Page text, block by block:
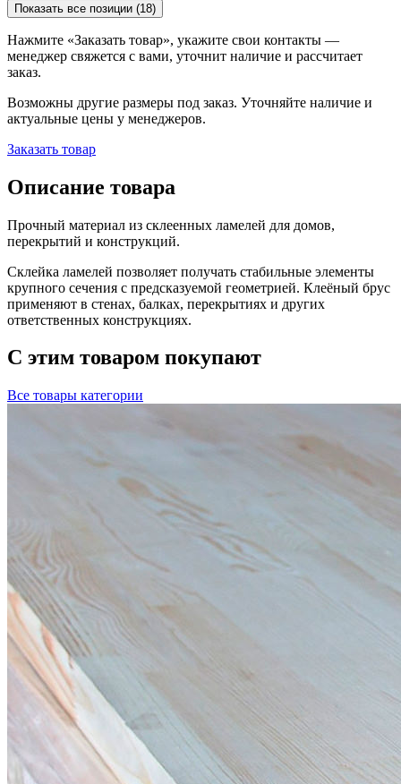
Показать все позиции (18)
Нажмите «Заказать товар», укажите свои контакты —
менеджер свяжется с вами, уточнит наличие и рассчитает
заказ.
Возможны другие размеры под заказ. Уточняйте наличие и
актуальные цены у менеджеров.
Заказать товар
Описание товара
Прочный материал из склеенных ламелей для домов,
перекрытий и конструкций.
Склейка ламелей позволяет получать стабильные элементы
крупного сечения с предсказуемой геометрией. Клеёный брус
применяют в стенах, балках, перекрытиях и других
ответственных конструкциях.
С этим товаром покупают
Все товары категории